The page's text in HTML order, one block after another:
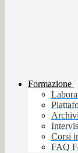
Formazione
Corsi
FAQ